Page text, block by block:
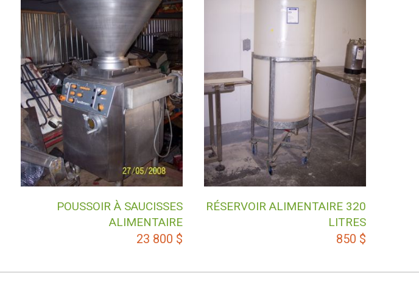
POUSSOIR À SAUCISSES
ALIMENTAIRE
23 800 $
RÉSERVOIR ALIMENTAIRE 320
LITRES
850 $